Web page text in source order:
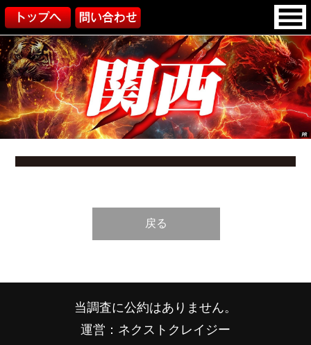
戻る
当調査に公約はありません。
運営：ネクストクレイジー